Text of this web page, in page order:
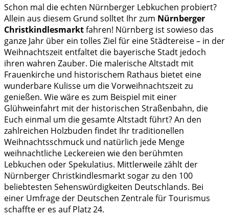
Schon mal die echten Nürnberger Lebkuchen probiert?
Allein aus diesem Grund solltet Ihr zum Nürnberger
Christkindlesmarktfahren! Nürnberg ist sowieso das
ganze Jahr über ein tolles Ziel für eine Städtereise – in der
Weihnachtszeit entfaltet die bayerische Stadt jedoch
ihren wahren Zauber. Die malerische Altstadt mit
Frauenkirche und historischem Rathaus bietet eine
wunderbare Kulisse um die Vorweihnachtszeit zu
genießen. Wie wäre es zum Beispiel mit einer
Glühweinfahrt mit der historischen Straßenbahn, die
Euch einmal um die gesamte Altstadt führt? An den
zahlreichen Holzbuden findet Ihr traditionellen
Weihnachtsschmuck und natürlich jede Menge
weihnachtliche Leckereien wie den berühmten
Lebkuchen oder Spekulatius. Mittlerweile zählt der
Nürnberger Christkindlesmarkt sogar zu den 100
beliebtesten Sehenswürdigkeiten Deutschlands. Bei
einer Umfrage der Deutschen Zentrale für Tourismus
schaffte er es auf Platz 24.